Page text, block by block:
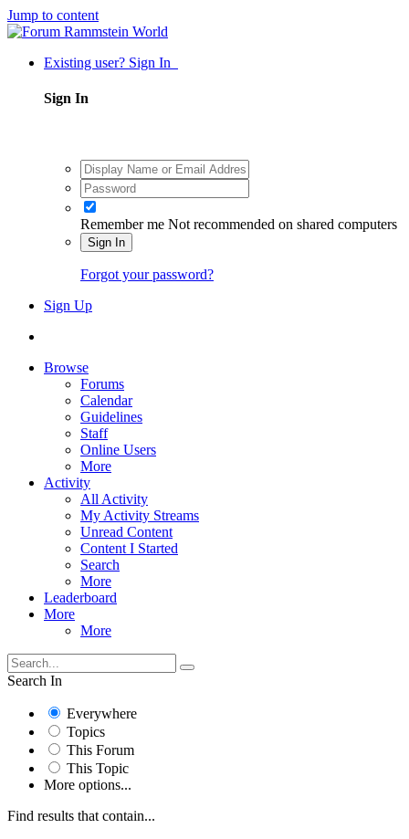
Jump to content
Existing user? Sign In
Sign In
Remember me Not recommended on shared computers
Sign In
Forgot your password?
Sign Up
Browse
Forums
Calendar
Guidelines
Staff
Online Users
More
Activity
All Activity
My Activity Streams
Unread Content
Content I Started
Search
More
Leaderboard
More
More
Search In
Everywhere
Topics
This Forum
This Topic
More options...
Find results that contain...